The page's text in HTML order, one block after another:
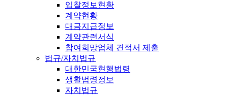
입찰정보현황
계약현황
대금지급정보
계약관련서식
참여희망업체 견적서 제출
법규/자치법규
대한민국현행법령
생활법령정보
자치법규